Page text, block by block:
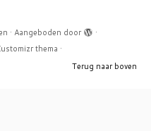
· Aangeboden door
·
thema ·
Terug naar boven